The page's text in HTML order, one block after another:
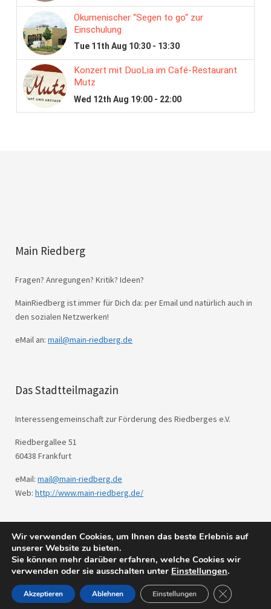
Main Riedberg
Fragen? Anregungen? Kritik? Ideen?
MainRiedberg ist immer für Dich da: per Email und natürlich auch in
den sozialen Netzwerken!
eMail an: mail@main-riedberg.de
Das Stadtteilmagazin
Interessengemeinschaft zur Förderung des Riedberges e.V.
Riedbergallee 51
60438 Frankfurt
eMail: mail@main-riedberg.de
Web: http://www.main-riedberg.de/
© 2026 Main Riedberg. Powered by WordPress
Theme: Weta vonElmastudio.
Wir verwenden Cookies, um Ihnen das beste Erlebnis auf
unserer Website zu bieten.
Sie können mehr darüber erfahren, welche Cookies wir
verwenden oder sie ausschalten unter Einstellungen.
Akzeptieren Ablehnen Einstellungen GDPR